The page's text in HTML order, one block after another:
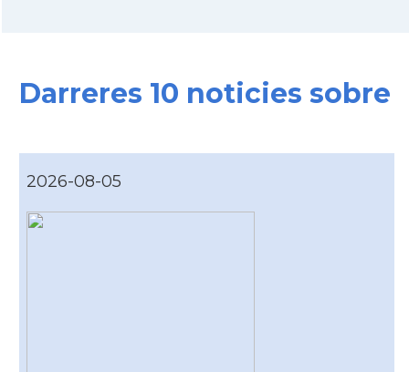
Darreres 10 noticies sobre
2026-08-05